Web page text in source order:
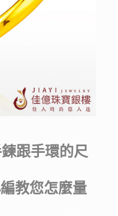
跟手環的尺
您怎麼量